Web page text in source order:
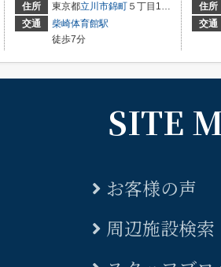
住所
東京都立川市錦町 ５丁目15-33
交通
柴崎体育館駅
徒歩7分
住所
交通
SITE
お客様の声
周辺施設検索